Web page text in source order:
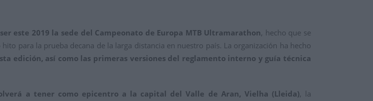
este 2019 la sede del Campeonato de Europa MTB Ultramarathon, hecho que se
para la prueba decana de la larga distancia en nuestro país. La organización ha hecho
edición, así como las primeras versiones del reglamento interno y guía técnica
a tener como epicentro a la capital del Valle de Aran, Vielha (Lleida), la